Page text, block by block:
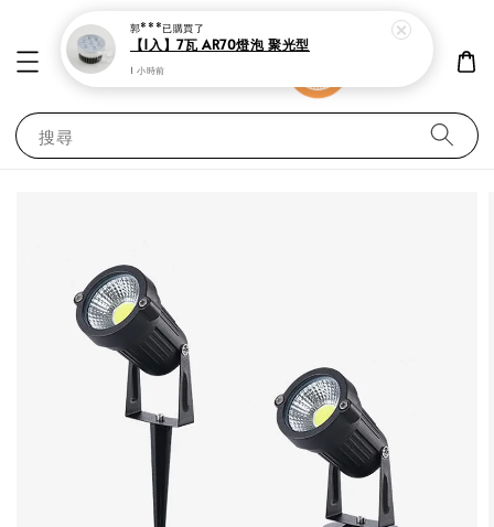
搜尋
郭***已購買了
【1入】7瓦 AR70燈泡 聚光型
1 小時前